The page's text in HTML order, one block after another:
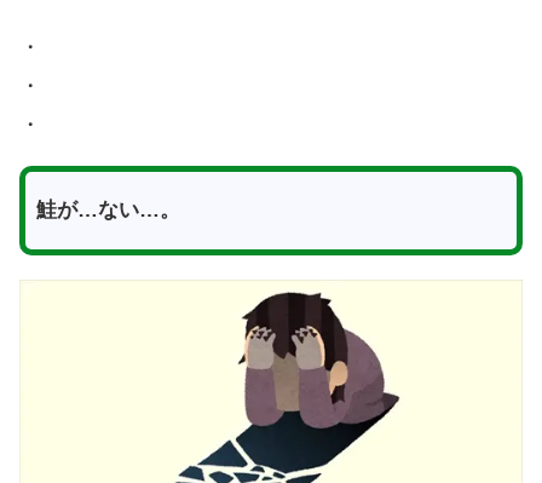
・
・
・
鮭が…ない…。